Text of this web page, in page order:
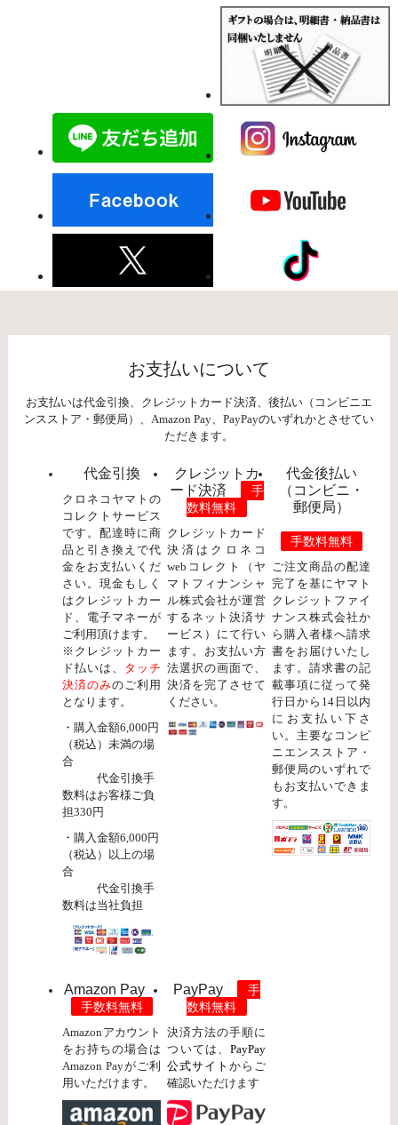
お支払いについて
お支払いは代金引換、クレジットカード決済、後払い（コンビニエ
ンスストア・郵便局）、Amazon Pay、PayPayのいずれかとさせてい
ただきます。
代金引換
クロネコヤマトの
コレクトサービス
です。配達時に商
品と引き換えで代
金をお支払いくだ
さい。現金もしく
はクレジットカー
ド、電子マネーが
ご利用頂けます。
※クレジットカー
ド払いは、 タッチ
決済のみのご利用
となります。
・購入金額6,000円
（税込）未満の場
合
代金引換手
数料はお客様ご負
担330円
・購入金額6,000円
（税込）以上の場
合
代金引換手
数料は当社負担
クレジットカ
ード決済
手
数料無料
クレジットカード
決済はクロネコ
webコレクト（ヤ
マトフィナンシャ
ル株式会社が運営
するネット決済サ
ービス）にて行い
ます。お支払い方
法選択の画面で、
決済を完了させて
ください。
代金後払い
（コンビニ・
郵便局）
手数料無料
ご注文商品の配達
完了を基にヤマト
クレジットファイ
ナンス株式会社か
ら購入者様へ請求
書をお届けいたし
ます。請求書の記
載事項に従って発
行日から14日以内
にお支払い下さ
い。主要なコンビ
ニエンスストア・
郵便局のいずれで
もお支払いできま
す。
Amazon Pay
手数料無料
Amazonアカウント
をお持ちの場合は
Amazon Payがご利
用いただけます。
PayPay
手
数料無料
決済方法の手順に
ついては、PayPay
公式サイトからご
確認いただけます